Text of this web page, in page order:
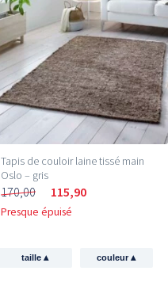
Tapis de couloir laine tissé main
Oslo – gris
170,00 115,90
Presque épuisé
taille▴ couleur▴